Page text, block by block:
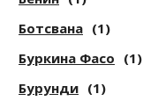
Ботсвана (1)
Буркина Фасо (1)
Бурунди (1)